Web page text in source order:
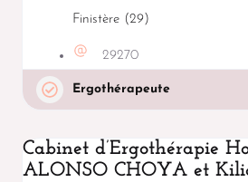
Finistère (29)
29270
Ergothérapeute
Cabinet d’Ergothérapie
ALONSO CHOYA et